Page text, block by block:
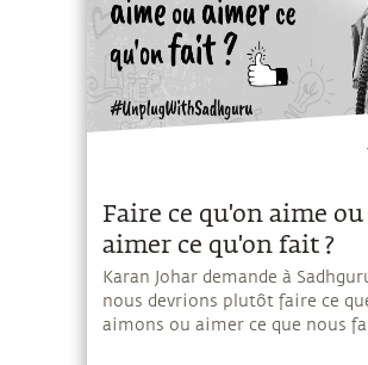
Faire ce qu'on aime ou
aimer ce qu'on fait ?
Karan Johar demande à
nous devrions plutôt faire ce
aimons ou aimer ce que nous